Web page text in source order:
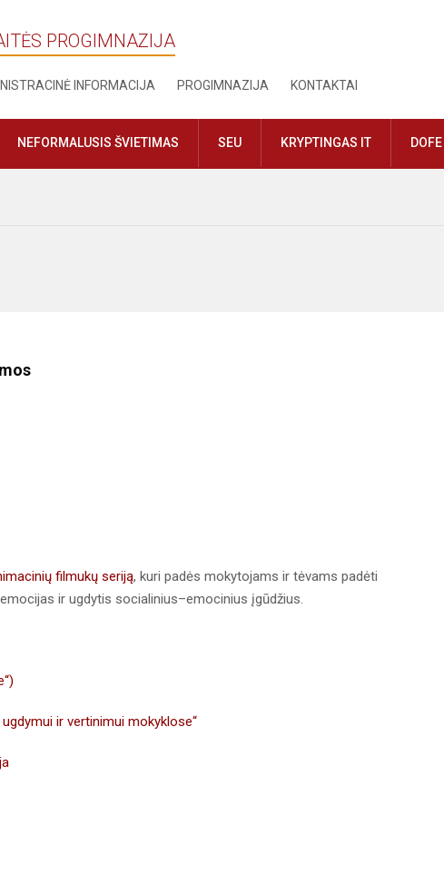
PROGIMNAZIJA
INFORMACIJA PROGIMNAZIJA KONTAKTAI
NEFORMALUSIS ŠVIETIMAS SEU KRYPTINGAS IT DOFE
filmukų seriją, kuri padės mokytojams ir tėvams padėti
ir ugdytis socialinius–emocinius įgūdžius.
ir vertinimui mokyklose“